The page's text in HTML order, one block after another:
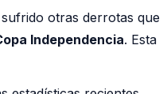
otras derrotas que
Independencia. Esta